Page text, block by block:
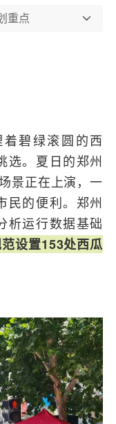
重点
碧绿滚圆的西
选。夏日的郑州
景正在上演，一
民的便利。郑州
析运行数据基础
设置153处西瓜